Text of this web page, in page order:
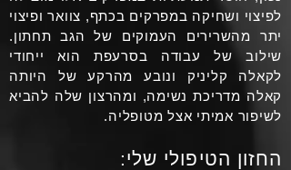
לפיצוי ושחיקה במפרקים בכתף, צוואר ופיצוי
יתר מהשרירים העמוקים של הגב תחתון.
שילוב של עבודה בסרעפת הוא ייחודי
לקאלה קליניק ונובע מהרקע של היותה
קאלה מדריכת נשימה, ומהרצון שלה להביא
לשיפור אמיתי אצל מטופליה.
החזון הטיפולי שלי: